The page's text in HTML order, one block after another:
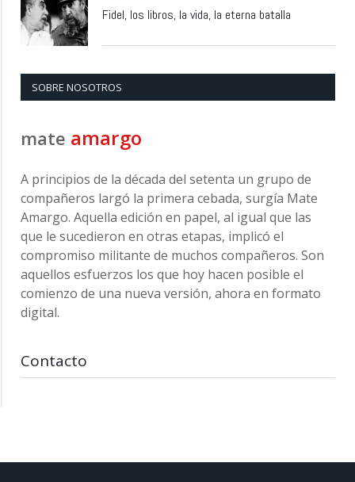
Fidel, los libros, la vida, la eterna batalla
SOBRE NOSOTROS
mate amargo
A principios de la década del setenta un grupo de
compañeros largó la primera cebada, surgía Mate
Amargo. Aquella edición en papel, al igual que las
que le sucedieron en otras etapas, implicó el
compromiso militante de muchos compañeros. Son
aquellos esfuerzos los que hoy hacen posible el
comienzo de una nueva versión, ahora en formato
digital.
Contacto